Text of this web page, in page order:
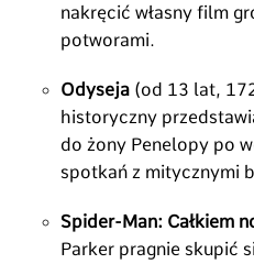
nakręcić własny film
potworami.
Odyseja (od 13 lat,
historyczny
do żony Penelopy po
spotkań z mitycznymi
Spider-Man: Całkiem
Parker pragnie skupić